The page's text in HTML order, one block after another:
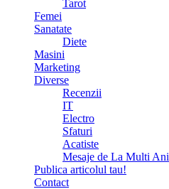
Tarot
Femei
Sanatate
Diete
Masini
Marketing
Diverse
Recenzii
IT
Electro
Sfaturi
Acatiste
Mesaje de La Multi Ani
Publica articolul tau!
Contact